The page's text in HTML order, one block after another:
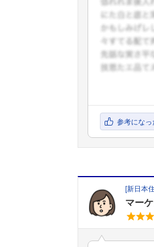
参考になっ
[新日本
マー